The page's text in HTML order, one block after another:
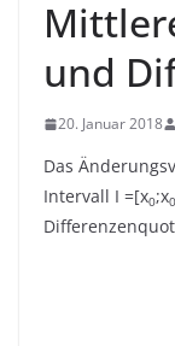
und
20. Januar 2018
Das
Intervall I =[x0;x0